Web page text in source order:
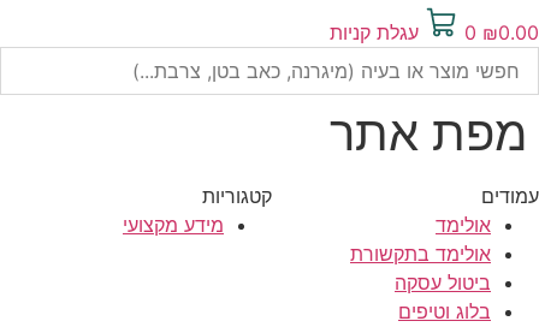
₪0.00
0 עגלת קניות
מפת אתר
עמודים
אולימד
אולימד בתקשורת
ביטול עסקה
בלוג וטיפים
קטגוריות
מידע מקצועי